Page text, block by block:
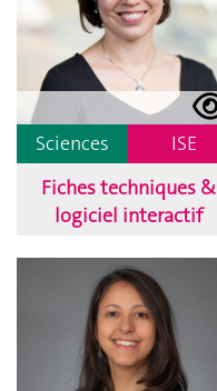
Sciences
ISE
Fiches techniques &
logiciel interactif